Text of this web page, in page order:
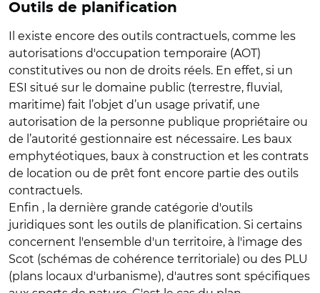
Outils de planification
Il existe encore des outils contractuels, comme les
autorisations d'occupation temporaire (AOT)
constitutives ou non de droits réels. En effet, si un
ESI situé sur le domaine public (terrestre, fluvial,
maritime) fait l’objet d’un usage privatif, une
autorisation de la personne publique propriétaire ou
de l’autorité gestionnaire est nécessaire. Les baux
emphytéotiques, baux à construction et les contrats
de location ou de prêt font encore partie des outils
contractuels.
Enfin , la dernière grande catégorie d'outils
juridiques sont les outils de planification. Si certains
concernent l'ensemble d'un territoire, à l'image des
Scot (schémas de cohérence territoriale) ou des PLU
(plans locaux d'urbanisme), d'autres sont spécifiques